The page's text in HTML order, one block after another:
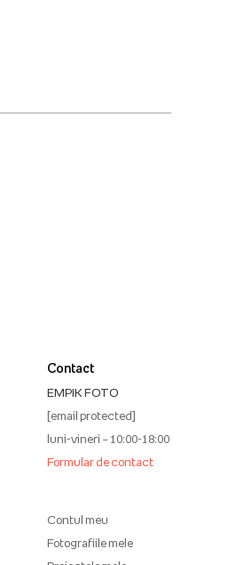
Contact
EMPIK FOTO
[email protected]
luni-vineri – 10:00-18:00
Formular de contact
Contul meu
Fotografiile mele